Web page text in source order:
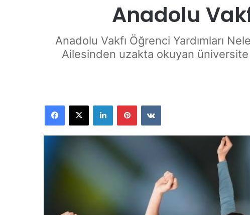
Anadolu
Anadolu Vakfı Öğrenci Yardımları
Ailesinden uzakta okuyan